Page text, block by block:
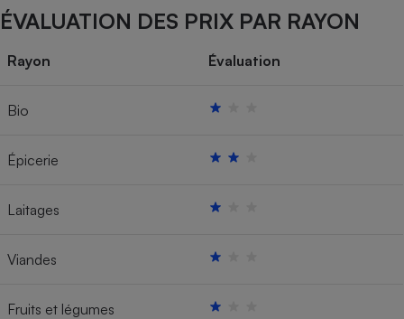
ÉVALUATION DES PRIX PAR RAYON
Rayon Évaluation
Bio
Épicerie
Laitages
Viandes
Fruits et légumes